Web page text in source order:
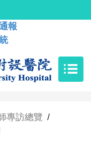
報
專訪總覽 /